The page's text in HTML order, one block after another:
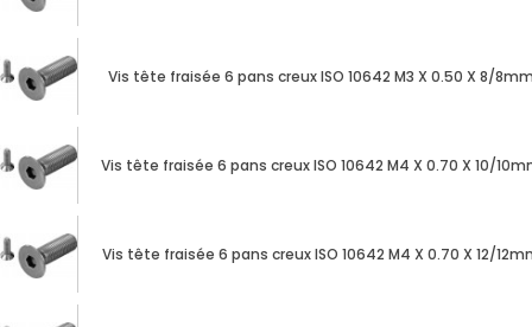
Catalogue
Documentations
Mon
compte
Mon
panier
Contact
Vis tête fraisée 6 pans creux ISO 10642 M3 X 0.50 X 8/8mm
Vis tête fraisée 6 pans creux ISO 10642 M4 X 0.70 X 10/
Vis tête fraisée 6 pans creux ISO 10642 M4 X 0.70 X 12/